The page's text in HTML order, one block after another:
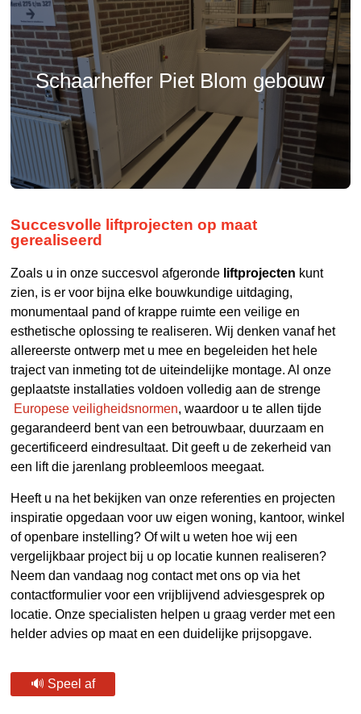
Schaarheffer Piet Blom gebouw
Succesvolle liftprojecten op maat
gerealiseerd
Zoals u in onze succesvol afgeronde liftprojecten kunt
zien, is er voor bijna elke bouwkundige uitdaging,
monumentaal pand of krappe ruimte een veilige en
esthetische oplossing te realiseren. Wij denken vanaf het
allereerste ontwerp met u mee en begeleiden het hele
traject van inmeting tot de uiteindelijke montage. Al onze
geplaatste installaties voldoen volledig aan de strenge
Europese veiligheidsnormen, waardoor u te allen tijde
gegarandeerd bent van een betrouwbaar, duurzaam en
gecertificeerd eindresultaat. Dit geeft u de zekerheid van
een lift die jarenlang probleemloos meegaat.
Heeft u na het bekijken van onze referenties en projecten
inspiratie opgedaan voor uw eigen woning, kantoor, winkel
of openbare instelling? Of wilt u weten hoe wij een
vergelijkbaar project bij u op locatie kunnen realiseren?
Neem dan vandaag nog contact met ons op via het
contactformulier voor een vrijblijvend adviesgesprek op
locatie. Onze specialisten helpen u graag verder met een
helder advies op maat en een duidelijke prijsopgave.
🔊 Speel af